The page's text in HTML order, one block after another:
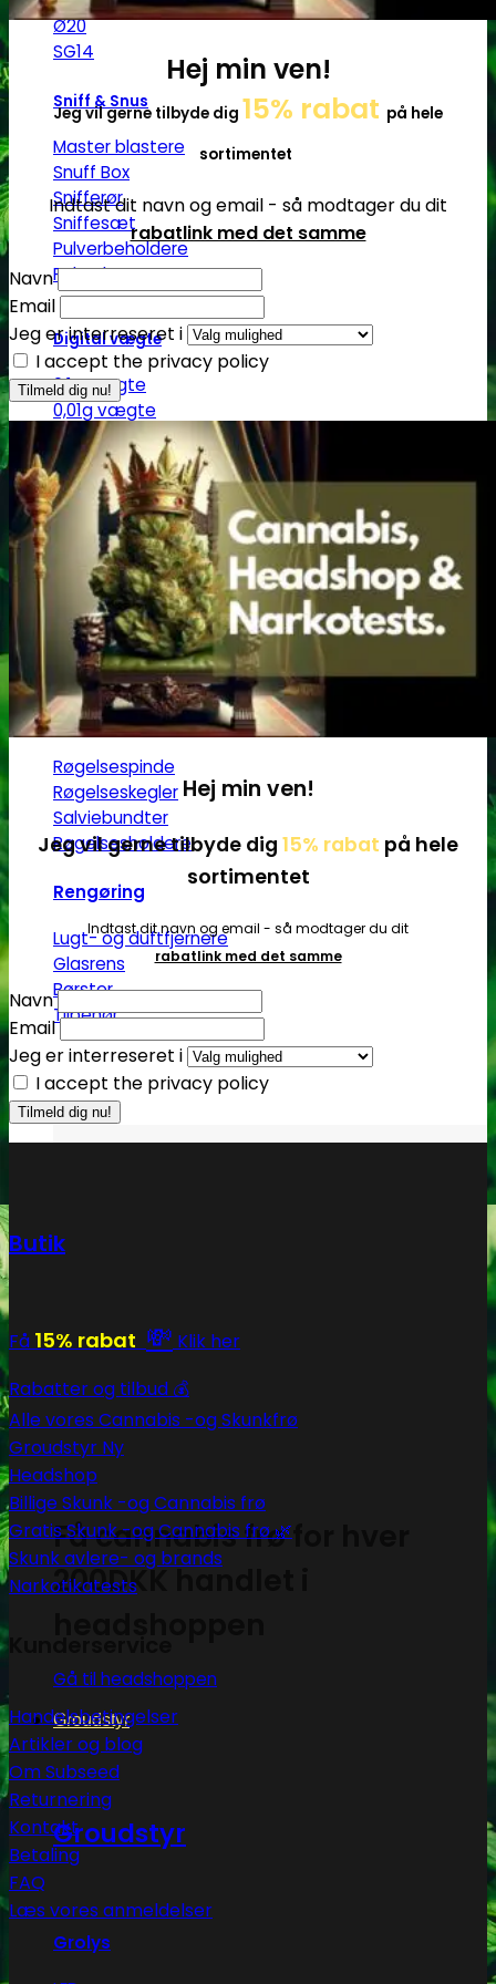
Ø20
SG14
Sniff & Snus
Master blastere
Snuff Box
Snifferør
Sniffesæt
Pulverbeholdere
Pulverknusere
Digital vægte
0,1g vægte
0,01g vægte
0,001g vægte
Grindere
2-Parts grindere
3-Parts grindere
4-Parts grindere
5-Parts grindere
Keramiske grindere
Røgelse
Røgelsespinde
Røgelseskegler
Salviebundter
Røgelsesholdere
Rengøring
Lugt- og duftfjernere
Glasrens
Børster
Tilbehør
Få cannabis frø for hver
200DKK handlet i
Gå til headshoppen
Groudstyr
Groudstyr
Grolys
Hej min ven!
Jeg vil gerne tilbyde dig 15% rabat på hele
sortimentet
Indtast dit navn og email - så modtager du dit
rabatlink med det samme
Navn
Email
Jeg er interreseret i
I accept the privacy policy
Hej min ven!
Jeg vil gerne tilbyde dig 15% rabat på hele
sortimentet
Indtast dit navn og email - så modtager du dit
rabatlink med det samme
Navn
Email
Jeg er interreseret i
I accept the privacy policy
Butik
Få 15% rabat 💸 Klik her
Rabatter og tilbud 💰
Alle vores Cannabis -og Skunkfrø
Groudstyr
Headshop
Billige Skunk -og Cannabis frø
Gratis Skunk -og Cannabis frø 🌿
Skunk avlere- og brands
Narkotikatests
Handelsbetingelser
Artikler og blog
Om Subseed
Returnering
Kontakt
Betaling
FAQ
Læs vores anmeldelser